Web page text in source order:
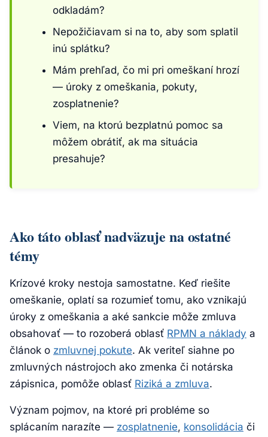
odkladám?
Nepožičiavam si na to, aby som splatil
inú splátku?
Mám prehľad, čo mi pri omeškaní hrozí
— úroky z omeškania, pokuty,
zosplatnenie?
Viem, na ktorú bezplatnú pomoc sa
môžem obrátiť, ak ma situácia
presahuje?
Ako táto oblasť nadväzuje na ostatné
témy
Krízové kroky nestoja samostatne. Keď riešite
omeškanie, oplatí sa rozumieť tomu, ako vznikajú
úroky z omeškania a aké sankcie môže zmluva
obsahovať — to rozoberá oblasť RPMN a náklady a
článok o zmluvnej pokute. Ak veriteľ siahne po
zmluvných nástrojoch ako zmenka či notárska
zápisnica, pomôže oblasť Riziká a zmluva.
Význam pojmov, na ktoré pri probléme so
splácaním narazíte — zosplatnenie, konsolidácia či